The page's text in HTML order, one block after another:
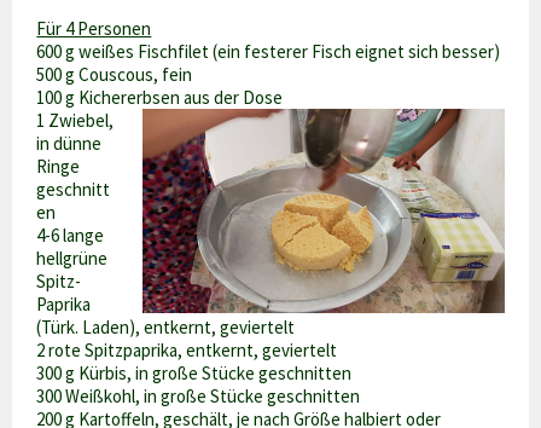
Für 4 Personen
600 g weißes Fischfilet (ein festerer Fisch eignet sich besser)
500 g Couscous, fein
100 g Kichererbsen aus der Dose
1 Zwiebel,
in dünne
Ringe
geschnitt
en
4-6 lange
hellgrüne
Spitz-
Paprika
(Türk. Laden), entkernt, geviertelt
2 rote Spitzpaprika, entkernt, geviertelt
300 g Kürbis, in große Stücke geschnitten
300 Weißkohl, in große Stücke geschnitten
200 g Kartoffeln, geschält, je nach Größe halbiert oder